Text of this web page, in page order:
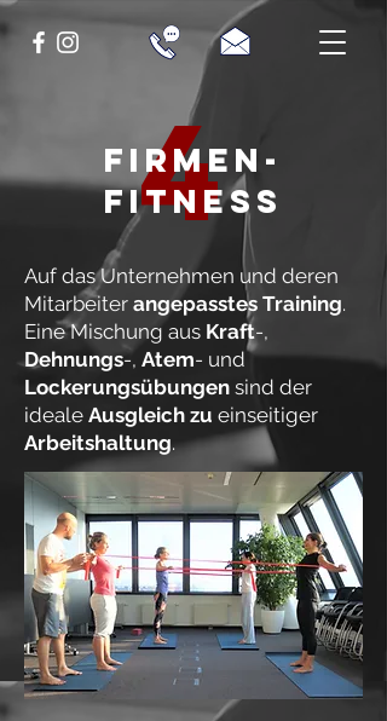
4
Firmen-
Fitness
Auf das Unternehmen und deren
Mitarbeiter angepasstes Training.
Eine Mischung aus Kraft-,
Dehnungs-, Atem- und
Lockerungsübungen sind der
ideale Ausgleich zu einseitiger
Arbeitshaltung.